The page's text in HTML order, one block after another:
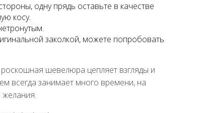
одну прядь оставьте в качестве
косу.
заколкой, можете попробовать
шевелюра цепляет взгляды и
всегда занимает много времени, на
желания.